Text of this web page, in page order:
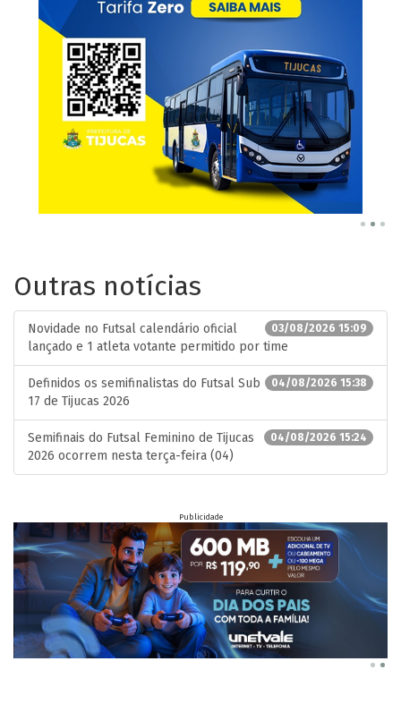
Outras notícias
03/08/2026 15:09
Novidade no Futsal calendário oficial
lançado e 1 atleta votante permitido por time
04/08/2026 15:38
Definidos os semifinalistas do Futsal Sub
17 de Tijucas 2026
04/08/2026 15:24
Semifinais do Futsal Feminino de Tijucas
2026 ocorrem nesta terça-feira (04)
Publicidade